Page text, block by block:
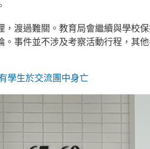
渡過難關。教育局會繼續與學校
事件並不涉及考察活動行程，其
學生於交流團中身亡